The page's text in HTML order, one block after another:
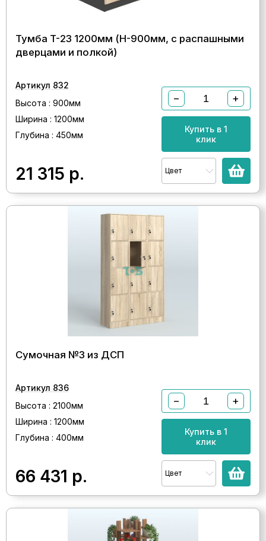
Тумба T-23 1200мм (H-900мм, с распашными
дверцами и полкой)
Артикул 832
Высота : 900мм
Ширина : 1200мм
Глубина : 450мм
21 315 р.
− +
Купить в 1
клик
Цвет
Сумочная №3 из ДСП
Артикул 836
Высота : 2100мм
Ширина : 1200мм
Глубина : 400мм
66 431 р.
− +
Купить в 1
клик
Цвет